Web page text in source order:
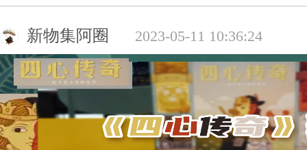
新物集阿圈 2023-05-11 10:36:24